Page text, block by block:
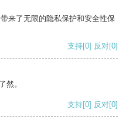
来了无限的隐私保护和安全性保
支持[0] 反对[0]
然。
支持[0] 反对[0]